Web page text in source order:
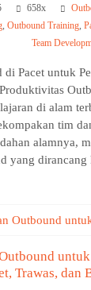
658x
, Outbound Training,
Team
di Pacet untuk
di alam
tim
alamnya,
yang dirancang
Trawas, dan